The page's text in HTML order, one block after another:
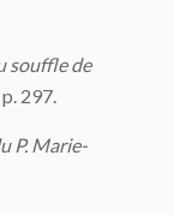
souffle de
297.
P. Marie-